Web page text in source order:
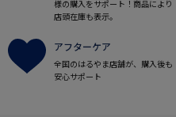
様の購入をサポート！商品により
店頭在庫も表示。
アフターケア
全国のはるやま店舗が、購入後も
安心サポート